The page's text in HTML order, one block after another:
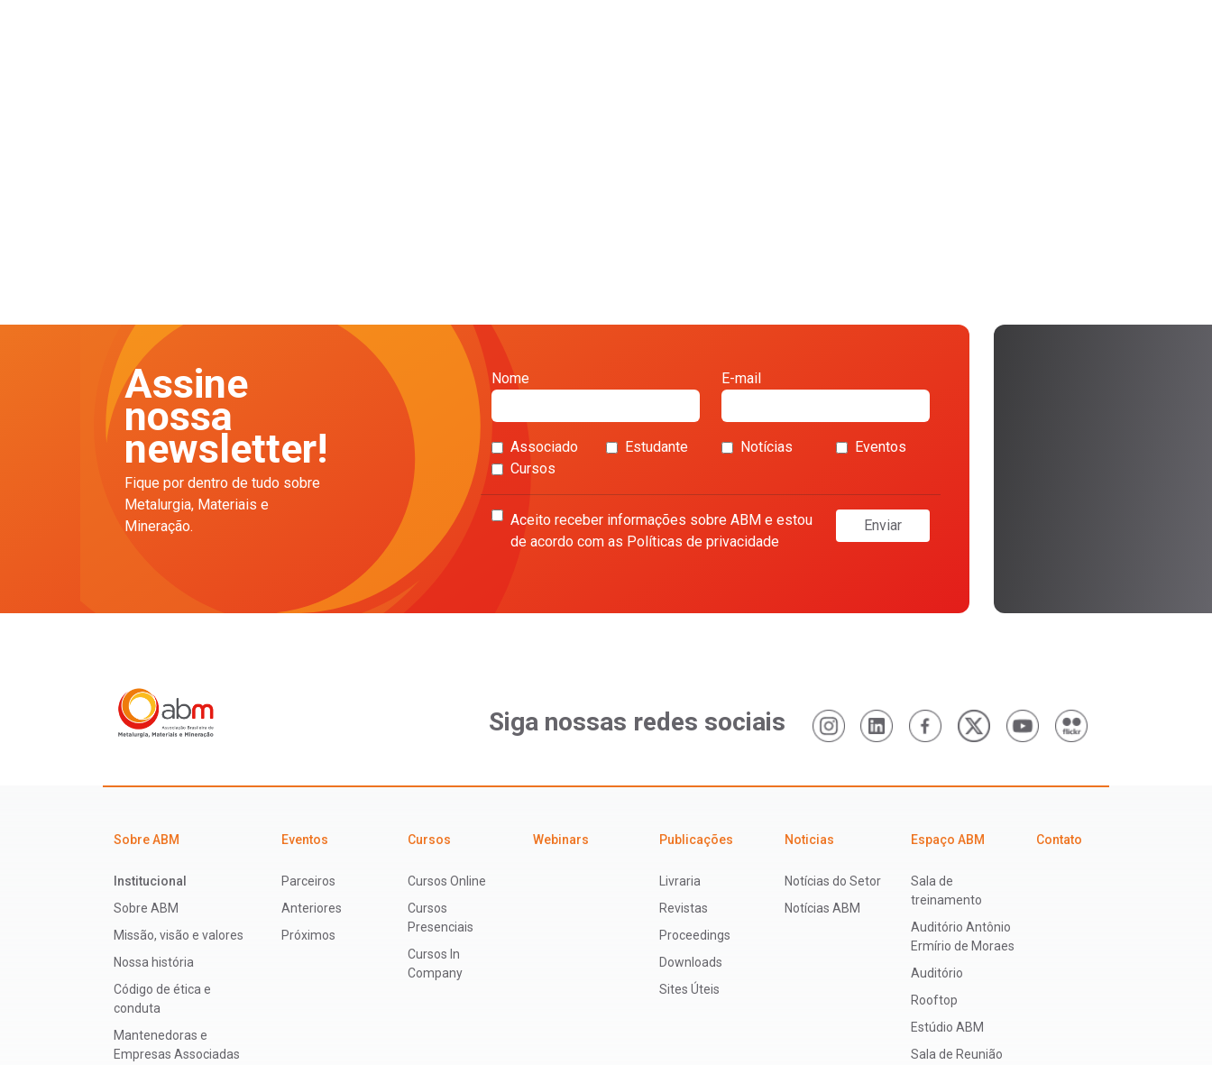
Assine
nossa
newsletter!
Fique por dentro de tudo sobre
Metalurgia, Materiais e
Mineração.
Nome E-mail
Associado Estudante Notícias
Eventos
Cursos
Aceito receber informações sobre ABM e estou
de acordo com as Políticas de privacidade
Enviar
Siga nossas redes sociais
Sobre ABM
Institucional
Sobre ABM
Missão, visão e valores
Nossa história
Código de ética e
conduta
Mantenedoras e
Empresas Associadas
Eventos
Parceiros
Anteriores
Próximos
Cursos
Cursos Online
Cursos
Presenciais
Cursos In
Company
Webinars Publicações
Livraria
Revistas
Proceedings
Downloads
Sites Úteis
Noticias
Notícias do Setor
Notícias ABM
Espaço ABM
Sala de
treinamento
Auditório Antônio
Ermírio de Moraes
Auditório
Rooftop
Estúdio ABM
Sala de Reunião
Contato